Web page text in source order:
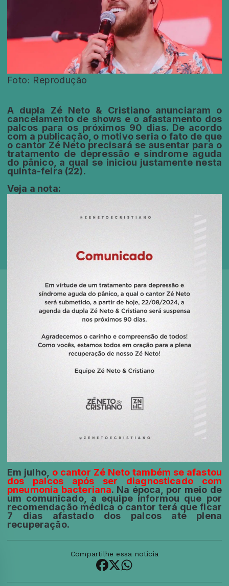
Foto: Reprodução
A dupla Zé Neto & Cristiano anunciaram o
cancelamento de shows e o afastamento dos
palcos para os próximos 90 dias. De acordo
com a publicação, o motivo seria o fato de que
o cantor Zé Neto precisará se ausentar para o
tratamento de depressão e síndrome aguda
do pânico, a qual se iniciou justamente nesta
quinta-feira (22).
Veja a nota:
Em julho, o cantor Zé Neto também se afastou
dos palcos após ser diagnosticado com
pneumonia bacteriana. Na época, por meio de
um comunicado, a equipe informou que por
recomendação médica o cantor terá que ficar
7 dias afastado dos palcos até plena
recuperação.
Compartilhe essa notícia